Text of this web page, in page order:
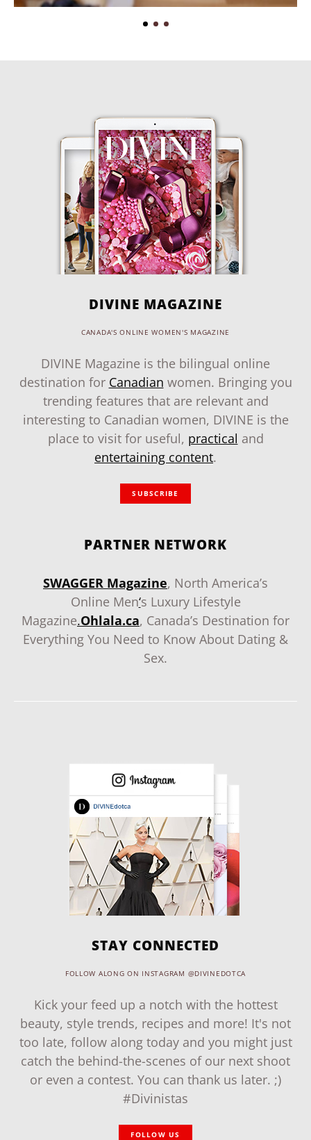
DIVINE MAGAZINE
CANADA'S ONLINE WOMEN'S MAGAZINE
DIVINE Magazine is the bilingual online
destination for Canadian women. Bringing you
trending features that are relevant and
interesting to Canadian women, DIVINE is the
place to visit for useful, practical and
entertaining content.
SUBSCRIBE
PARTNER NETWORK
SWAGGER Magazine, North America’s
Online Men‘s Luxury Lifestyle
Magazine.Ohlala.ca, Canada’s Destination for
Everything You Need to Know About Dating &
Sex.
STAY CONNECTED
FOLLOW ALONG ON INSTAGRAM @DIVINEDOTCA
Kick your feed up a notch with the hottest
beauty, style trends, recipes and more! It's not
too late, follow along today and you might just
catch the behind-the-scenes of our next shoot
or even a contest. You can thank us later. ;)
#Divinistas
FOLLOW US